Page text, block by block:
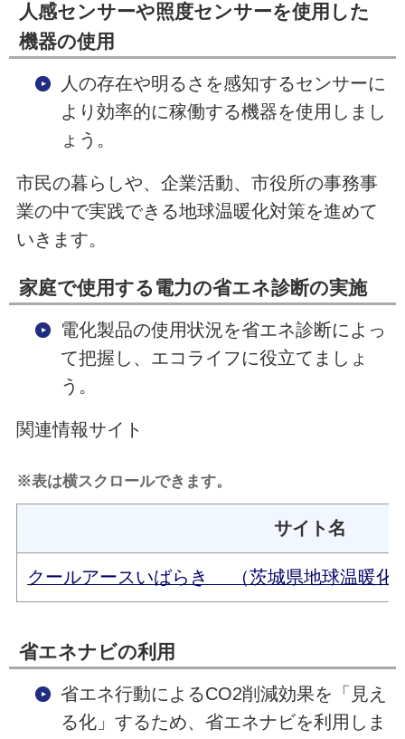
人感センサーや照度センサーを使用した
機器の使用
人の存在や明るさを感知するセンサーに
より効率的に稼働する機器を使用しまし
ょう。
市民の暮らしや、企業活動、市役所の事務事
業の中で実践できる地球温暖化対策を進めて
いきます。
家庭で使用する電力の省エネ診断の実施
電化製品の使用状況を省エネ診断によっ
て把握し、エコライフに役立てましょ
う。
関連情報サイト
※表は横スクロールできます。
サイト名
クールアースいばらき （茨城県地球温暖化
省エネナビの利用
省エネ行動によるCO2削減効果を「見え
る化」するため、省エネナビを利用しま